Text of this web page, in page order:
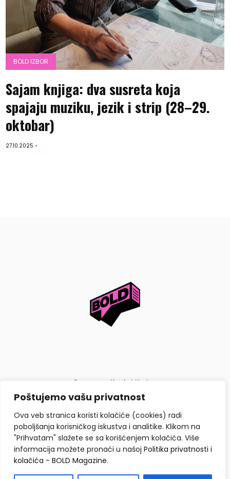
Poštujemo vašu privatnost
Ova veb stranica koristi kolačiće (cookies) radi
poboljšanja korisničkog iskustva i analitike. Klikom na
"Prihvatam" slažete se sa korišćenjem kolačića. Više
informacija možete pronaći u našoj Politika privatnosti i
kolačića - BOLD Magazine.
BOLD IZBOR
Sajam knjiga: dva susreta koja
spajaju muziku, jezik i strip (28–29.
oktobar)
27.10.2025
O nama Kontaktiraj nas
Politika privatnosti i kolačića
Copyright © BOLD Magazine 2026. Sva prava zadržana.